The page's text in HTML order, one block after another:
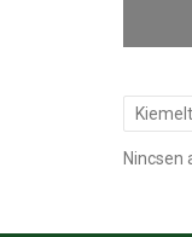
Nincsen